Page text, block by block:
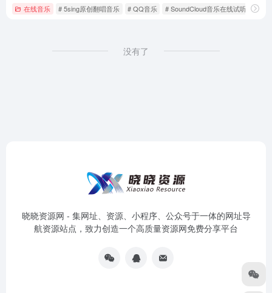
在线音乐 # 5sing原创翻唱音乐 # QQ音乐 # SoundCloud音乐在线试听
没有了
晓晓资源网 - 集网址、资源、小程序、公众号于一体的网址导
航资源站点，致力创造一个高质量资源网免费分享平台